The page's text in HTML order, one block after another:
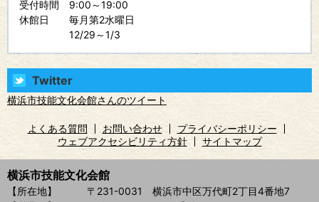
受付時間
9:00～19:00
休館日
毎月第2水曜日
12/29～1/3
Twitter
横浜市技能文化会館さんのツイート
よくある質問 お問い合わせ
プライバシーポリシー
ウェブアクセシビリティ方針
サイトマップ
横浜市技能文化会館
【所在地】
〒231-0031 横浜市中区万代町2丁目4番地7